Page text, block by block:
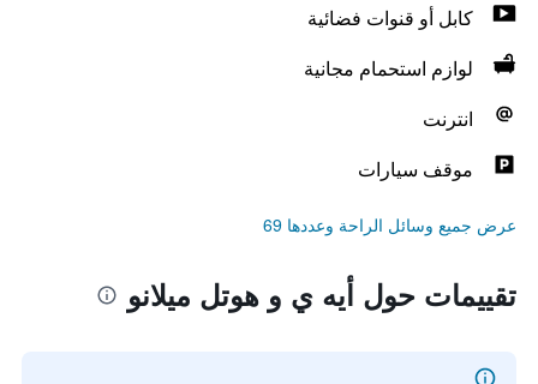
كابل أو قنوات فضائية
لوازم استحمام مجانية
انترنت
موقف سيارات
عرض جميع وسائل الراحة وعددها 69
تقييمات حول أيه ي و هوتل ميلانو